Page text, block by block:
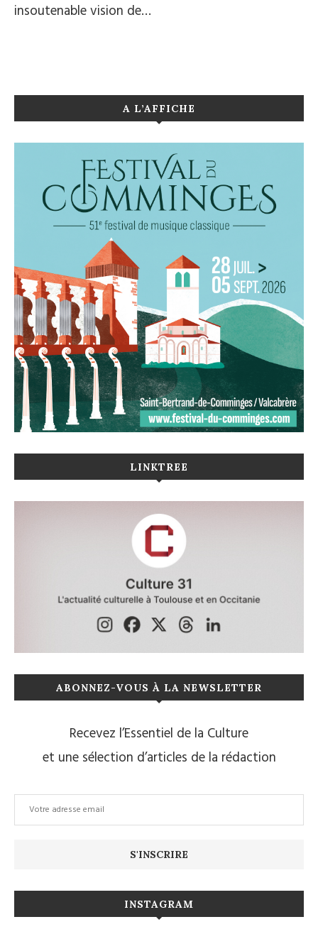
insoutenable vision de…
A L’AFFICHE
LINKTREE
ABONNEZ-VOUS À LA NEWSLETTER
Recevez l’Essentiel de la Culture
et une sélection d’articles de la rédaction
INSTAGRAM